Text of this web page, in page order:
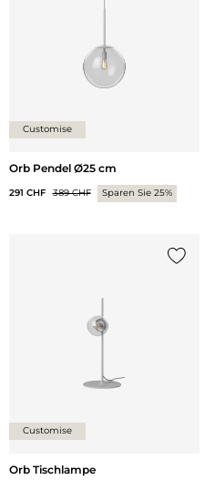
Customise
Orb Pendel Ø25 cm
291 CHF 389 CHF Sparen Sie 25%
Customise
Orb Tischlampe